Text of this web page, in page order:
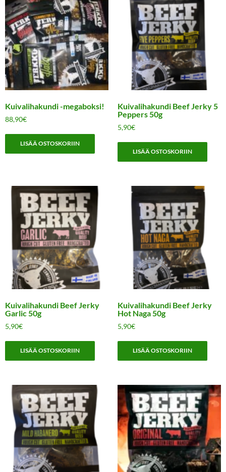
Kuivalihakundi -megaboksi!
88,90€
LISÄÄ OSTOSKORIIN
Kuivalihakundi Beef Jerky 5
Peppers 50g
5,90€
LISÄÄ OSTOSKORIIN
Kuivalihakundi Beef Jerky
Garlic 50g
5,90€
LISÄÄ OSTOSKORIIN
Kuivalihakundi Beef Jerky
Hot Naga 50g
5,90€
LISÄÄ OSTOSKORIIN